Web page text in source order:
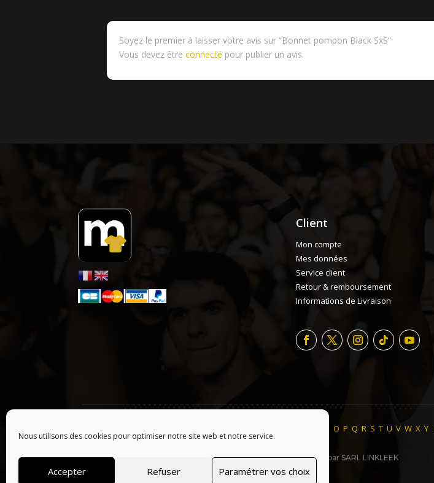
Nous utilisons des cookies pour optimiser notre site web et notre service.
Accepter Refuser Paramétrer vos choix
Soyez le premier à laisser votre avis sur “Bonnet pompon Black SxS”
Vous devez êtreconnecté pour publier un avis.
Client
Mon compte
Mes données
Service client
Retour & remboursement
Informations de Livraison
O P Q R S T U V W X Y
© 2026 Tous droits réservés, Merchofficiel | Website made with ♥ par SARL LINKLEEK